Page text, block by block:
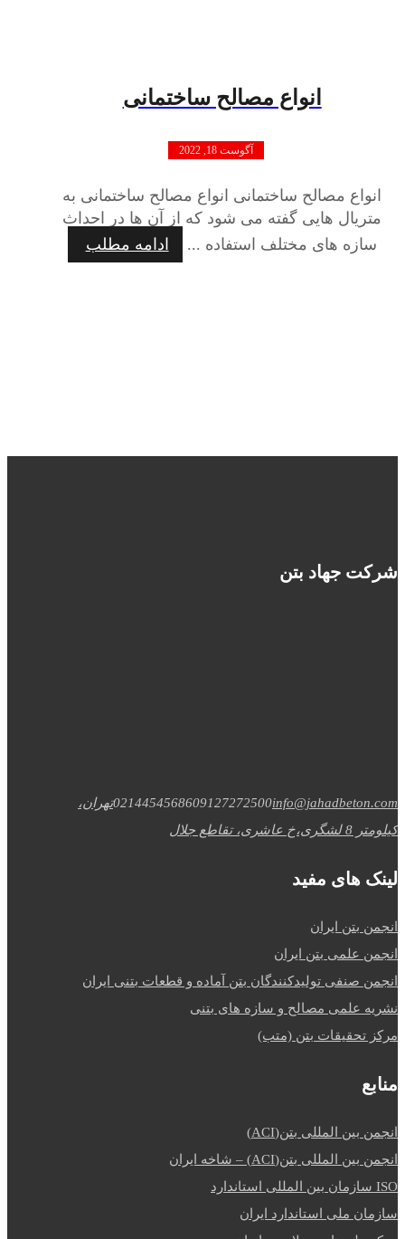
انواع مصالح ساختمانی
آگوست 18, 2022
انواع مصالح ساختمانی انواع مصالح ساختمانی به
متریال هایی گفته می شود که از آن ها در احداث
سازه های مختلف استفاده ...
ادامه مطلب
شرکت جهاد بتن
0214454568609127272500info@jahadbeton.com
تهران،
کیلومتر 8 لشگری،خ عاشری، تقاطع جلال
لینک های مفید
انجمن بتن ایران
انجمن علمی بتن ایران
انجمن صنفی تولیدکنندگان بتن آماده و قطعات بتنی ایران
نشریه علمی مصالح و سازه های بتنی
مرکز تحقیقات بتن (متب)
منابع
انجمن بین المللی بتن(ACI)
انجمن بین المللی بتن(ACI) – شاخه ایران
ISO سازمان بین المللی استاندارد
سازمان ملی استاندارد ایران